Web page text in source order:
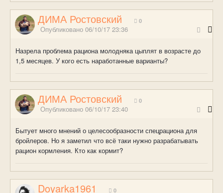
ДИМА Ростовский 0
Опубликовано 06/10/17 23:36
Назрела проблема рациона молодняка цыплят в возрасте до
1,5 месяцев. У кого есть наработанные варианты?
ДИМА Ростовский 0
Опубликовано 06/10/17 23:40
Бытует много мнений о целесообразности спецрациона для
бройлеров. Но я заметил что всё таки нужно разрабатывать
рацион кормления. Кто как кормит?
Doyarka1961 0